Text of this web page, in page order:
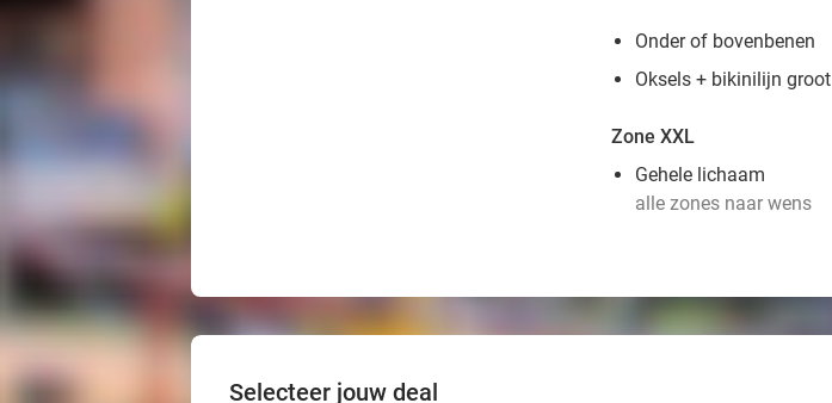
Onder of bovenbenen
Oksels + bikinilijn groot
Zone XXL
Gehele lichaam
alle zones naar wens
Selecteer jouw deal